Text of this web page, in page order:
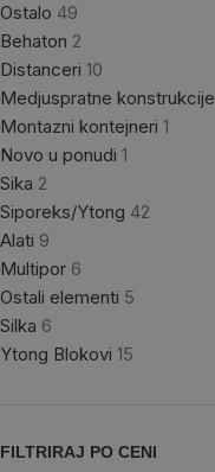
Ostalo 49
Behaton 2
Distanceri 10
Medjuspratne konstrukcije
Montazni kontejneri 1
Novo u ponudi 1
Sika 2
Siporeks/Ytong 42
Alati 9
Multipor 6
Ostali elementi 5
Silka 6
Ytong Blokovi 15
FILTRIRAJ PO CENI